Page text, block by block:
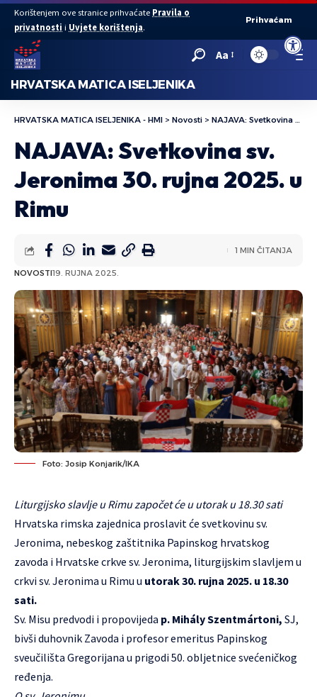
Open
Korištenjem ove stranice prihvaćate Pravila o
privatnosti i Uvjete korištenja.
Prihvaćam
Aa
HRVATSKA MATICA ISELJENIKA
HRVATSKA MATICA ISELJENIKA - HMI > Novosti > NAJAVA: Svetkovina sv. Jeronima 30. rujna 2025. u Rimu
NAJAVA: Svetkovina sv.
Jeronima 30. rujna 2025. u
Rimu
NOVOSTI19. RUJNA 2025.
1 MIN ČITANJA
Foto: Josip Konjarik/IKA
Liturgijsko slavlje u Rimu započet će u utorak u 18.30 sati
Hrvatska rimska zajednica proslavit će svetkovinu sv.
Jeronima, nebeskog zaštitnika Papinskog hrvatskog
zavoda i Hrvatske crkve sv. Jeronima, liturgijskim slavljem u
crkvi sv. Jeronima u Rimu u utorak 30. rujna 2025. u 18.30
sati.
Sv. Misu predvodi i propovijeda p. Mihály Szentmártoni, SJ,
bivši duhovnik Zavoda i profesor emeritus Papinskog
sveučilišta Gregorijana u prigodi 50. obljetnice svećeničkog
ređenja.